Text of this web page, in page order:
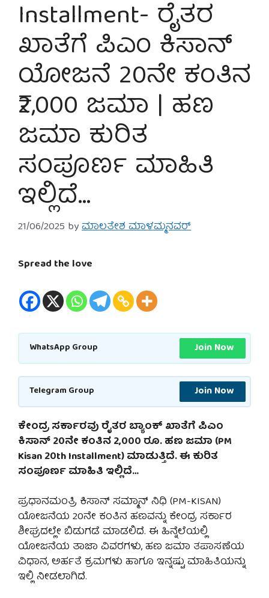
Installment- ರೈತರ
ಖಾತೆಗೆ ಪಿಎಂ ಕಿಸಾನ್
ಯೋಜನೆ 20ನೇ ಕಂತಿನ
₹2,000 ಜಮಾ | ಹಣ
ಜಮಾ ಕುರಿತ
ಸಂಪೂರ್ಣ ಮಾಹಿತಿ
ಇಲ್ಲಿದೆ…
21/06/2025 byಮಾಲತೇಶ ಮಾಳಮ್ಮನವರ್
Spread the love
WhatsApp Group Join Now
Telegram Group Join Now
ಕೇಂದ್ರ ಸರ್ಕಾರವು ರೈತರ ಬ್ಯಾಂಕ್ ಖಾತೆಗೆ ಪಿಎಂ
ಕಿಸಾನ್ 20ನೇ ಕಂತಿನ 2,000 ರೂ. ಹಣ ಜಮಾ (PM
Kisan 20th Installment) ಮಾಡುತ್ತಿದೆ. ಈ ಕುರಿತ
ಸಂಪೂರ್ಣ ಮಾಹಿತಿ ಇಲ್ಲಿದೆ…
ಪ್ರಧಾನಮಂತ್ರಿ ಕಿಸಾನ್ ಸಮ್ಮಾನ್ ನಿಧಿ (PM-KISAN)
ಯೋಜನೆಯ 20ನೇ ಕಂತಿನ ಹಣವನ್ನು ಕೇಂದ್ರ ಸರ್ಕಾರ
ಶೀಘ್ರದಲ್ಲೇ ಬಿಡುಗಡೆ ಮಾಡಲಿದೆ. ಈ ಹಿನ್ನೆಲೆಯಲ್ಲಿ
ಯೋಜನೆಯ ತಾಜಾ ವಿವರಗಳು, ಹಣ ಜಮಾ ತಪಾಸಣೆಯ
ವಿಧಾನ, ಅರ್ಹತೆ ಕ್ರಮಗಳು ಹಾಗೂ ಇನ್ನಷ್ಟು ಮಾಹಿತಿಯನ್ನು
ಇಲ್ಲಿ ನೀಡಲಾಗಿದೆ.